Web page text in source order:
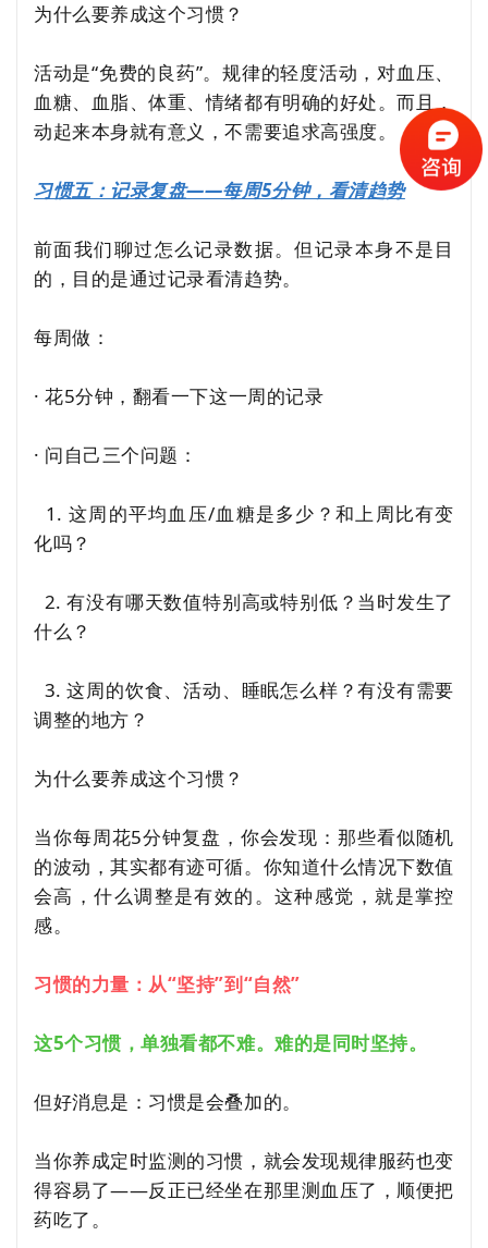
为什么要养成这个习惯？
活动是“免费的良药”。规律的轻度活动，对血压、
血糖、血脂、体重、情绪都有明确的好处。而且，
动起来本身就有意义，不需要追求高强度。
习惯五：记录复盘——每周5分钟，看清趋势
前面我们聊过怎么记录数据。但记录本身不是目
的，目的是通过记录看清趋势。
每周做：
· 花5分钟，翻看一下这一周的记录
· 问自己三个问题：
1. 这周的平均血压/血糖是多少？和上周比有变
化吗？
2. 有没有哪天数值特别高或特别低？当时发生了
什么？
3. 这周的饮食、活动、睡眠怎么样？有没有需要
调整的地方？
为什么要养成这个习惯？
当你每周花5分钟复盘，你会发现：那些看似随机
的波动，其实都有迹可循。你知道什么情况下数值
会高，什么调整是有效的。这种感觉，就是掌控
感。
习惯的力量：从“坚持”到“自然”
这5个习惯，单独看都不难。难的是同时坚持。
但好消息是：习惯是会叠加的。
当你养成定时监测的习惯，就会发现规律服药也变
得容易了——反正已经坐在那里测血压了，顺便把
药吃了。